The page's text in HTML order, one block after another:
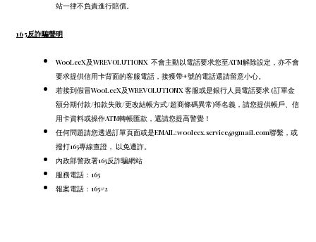
站一律不負責進行賠償。
165反詐騙聲明
WooLeeX及WREVOLUTIONX 不會主動以電話要求您至ATM解除設定， 亦不會
要求提供信用卡背面的客服電話， 接獲帶+號的電話還請留意小心。
若接到假冒WooLeeX及WREVOLUTIONX 客服或是銀行人員電話要求 (訂單金
額分期付款/扣款失敗/更改結帳方式/超商條碼異常)等名義，請您提供帳戶、信
用卡資料或操作ATM轉帳匯款，還請您提高警覺！
任何問題請您透過訂單頁面或是EMAIL:wooleex.service@gmail.com聯繫，或
撥打165專線查證， 以免遭詐。
內政部警政署165反詐騙網站
服務電話：165
報案電話：165#2